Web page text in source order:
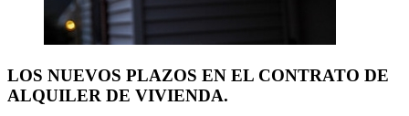
LOS NUEVOS PLAZOS EN EL CONTRATO DE
ALQUILER DE VIVIENDA.